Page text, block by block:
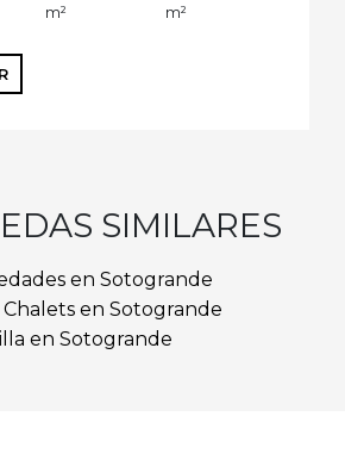
m²
m²
SIMILARES
en Sotogrande
Chalets en Sotogrande
en Sotogrande